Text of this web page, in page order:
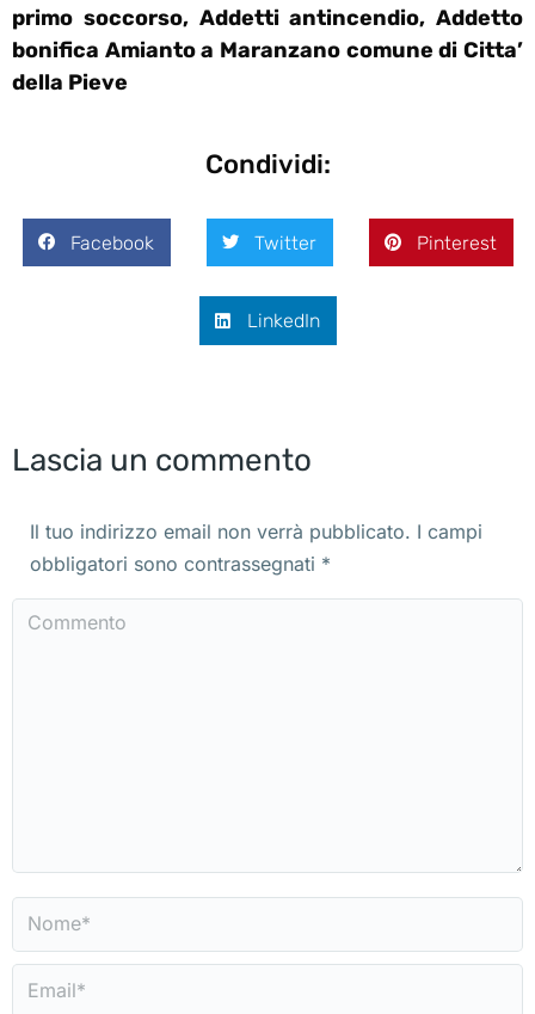
primo soccorso, Addetti antincendio, Addetto
bonifica Amianto a Maranzano comune di Citta’
della Pieve
Condividi:
Facebook Twitter Pinterest
LinkedIn
Lascia un commento
Il tuo indirizzo email non verrà pubblicato. I campi
obbligatori sono contrassegnati *
Commento
Nome *
Email *